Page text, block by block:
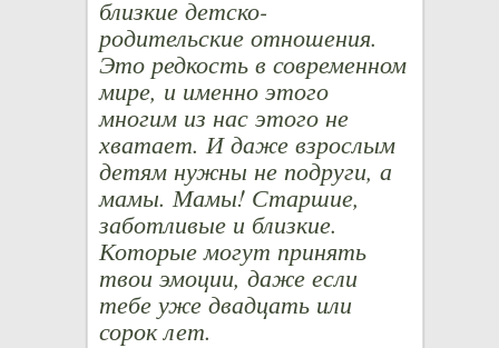
близкие детско-
родительские отношения.
Это редкость в современном
мире, и именно этого
многим из нас этого не
хватает. И даже взрослым
детям нужны не подруги, а
мамы. Мамы! Старшие,
заботливые и близкие.
Которые могут принять
твои эмоции, даже если
тебе уже двадцать или
сорок лет.